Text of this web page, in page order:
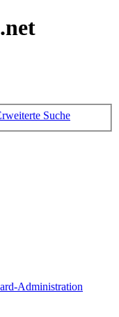
Suche
Administration